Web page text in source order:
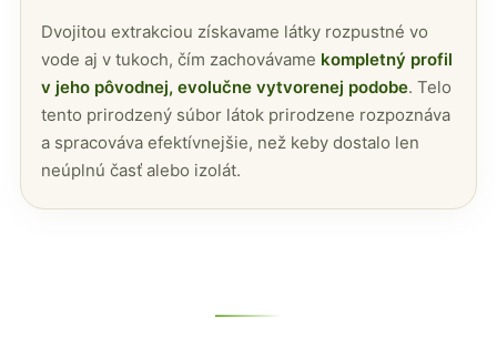
Dvojitou extrakciou získavame látky rozpustné vo
vode aj v tukoch, čím zachovávame kompletný profil
v jeho pôvodnej, evolučne vytvorenej podobe. Telo
tento prirodzený súbor látok prirodzene rozpoznáva
a spracováva efektívnejšie, než keby dostalo len
neúplnú časť alebo izolát.